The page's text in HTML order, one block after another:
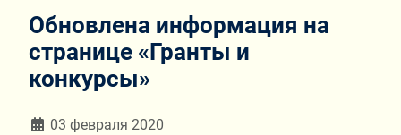
Обновлена информация на
странице «Гранты и
конкурсы»
Информация о материале
03 февраля 2020